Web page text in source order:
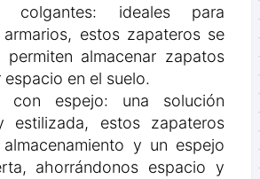
colgantes: ideales para
estos zapateros se
permiten almacenar zapatos
en el suelo.
con espejo: una solución
estilizada, estos zapateros
y un espejo
ahorrándonos espacio y